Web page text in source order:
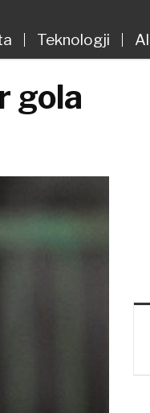
Teknologji
gola